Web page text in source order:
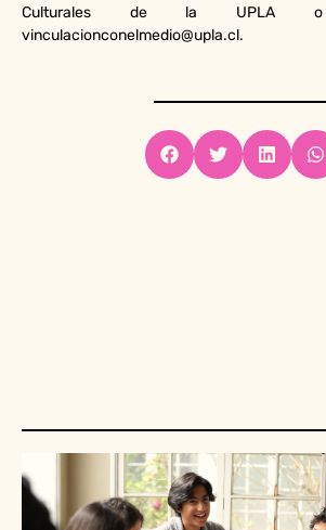
Culturales de la UPLA
vinculacionconelmedio@upla.cl.